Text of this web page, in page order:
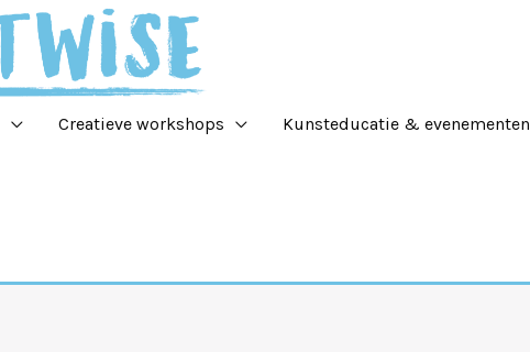
Creatieve workshops Kunsteducatie & evenementen